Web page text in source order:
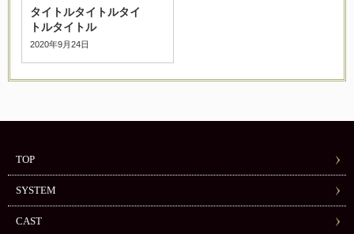
タイトルタイトルタイ
トルタイトル
2020年9月24日
TOP
SYSTEM
CAST